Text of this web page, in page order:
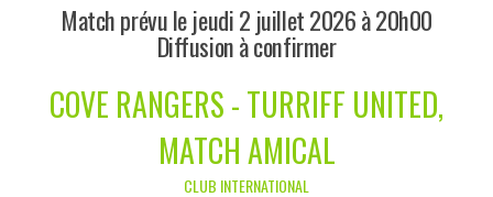
Match prévu le jeudi 2 juillet 2026 à 20h00
Diffusion à confirmer
COVE RANGERS - TURRIFF UNITED,
MATCH AMICAL
CLUB INTERNATIONAL